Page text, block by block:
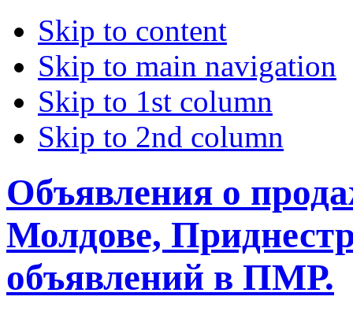
Skip to content
Skip to main navigation
Skip to 1st column
Skip to 2nd column
Объявления о
Молдове,
объявлений в ПМР.